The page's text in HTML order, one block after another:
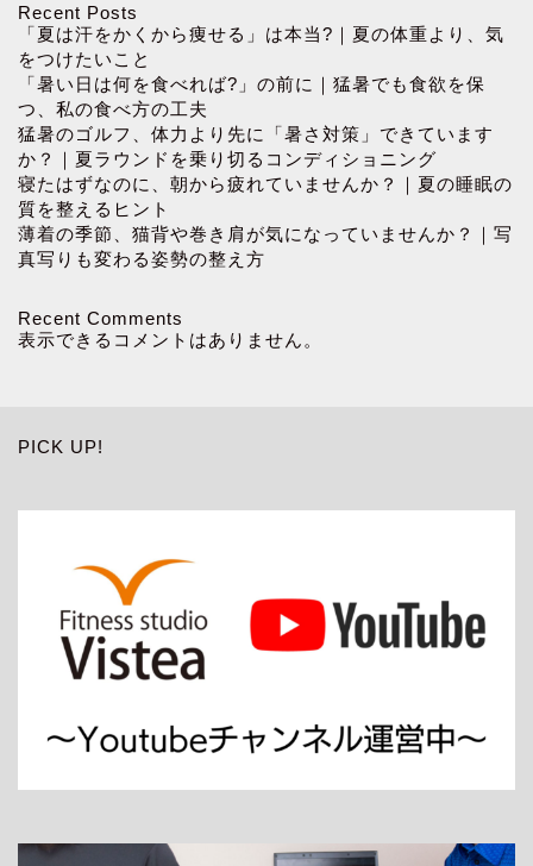
Recent Posts
「夏は汗をかくから痩せる」は本当?｜夏の体重より、気
をつけたいこと
「暑い日は何を食べれば?」の前に｜猛暑でも食欲を保
つ、私の食べ方の工夫
猛暑のゴルフ、体力より先に「暑さ対策」できています
か？｜夏ラウンドを乗り切るコンディショニング
寝たはずなのに、朝から疲れていませんか？｜夏の睡眠の
質を整えるヒント
薄着の季節、猫背や巻き肩が気になっていませんか？｜写
真写りも変わる姿勢の整え方
Recent Comments
表示できるコメントはありません。
PICK UP!